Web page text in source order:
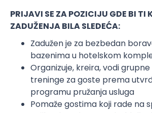
PRIJAVI SE ZA POZICIJU GDE BI TI
ZADUŽENJA BILA SLEDEĆA:
Zadužen je za bezbedan
bazenima u hotelskom
Organizuje, kreira, vodi
treninge za goste prema
programu pružanja usluga
Pomaže gostima koji rade na